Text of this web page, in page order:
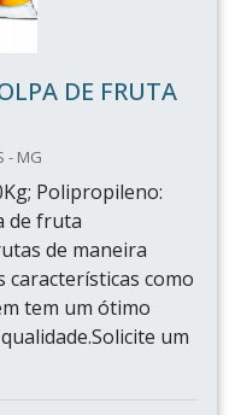
DE FRUTA
- MG
Polipropileno:
de fruta
de maneira
características como
tem um ótimo
um